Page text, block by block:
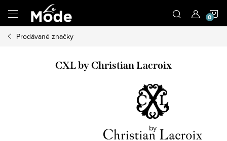
obsah
Prodávané značky
CXL by Christian Lacroix